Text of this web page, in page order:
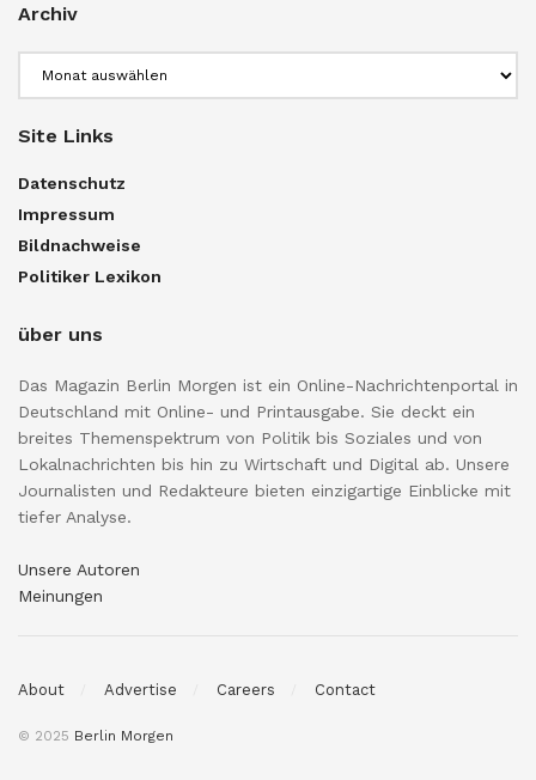
Archiv
Site Links
Datenschutz
Impressum
Bildnachweise
Politiker Lexikon
über uns
Das Magazin Berlin Morgen ist ein Online-Nachrichtenportal in
Deutschland mit Online- und Printausgabe. Sie deckt ein
breites Themenspektrum von Politik bis Soziales und von
Lokalnachrichten bis hin zu Wirtschaft und Digital ab. Unsere
Journalisten und Redakteure bieten einzigartige Einblicke mit
tiefer Analyse.
Unsere Autoren
Meinungen
About Advertise Careers Contact
© 2025 Berlin Morgen